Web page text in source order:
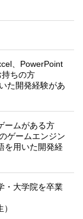
、PowerPoint
ちの方
た開発経験があ
ームがある方
ゲームエンジン
を用いた開発経
・大学院を卒業